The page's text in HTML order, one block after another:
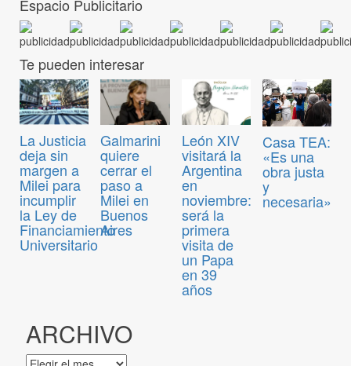
Espacio Publicitario
Te pueden interesar
La Justicia
deja sin
margen a
Milei para
incumplir
la Ley de
Financiamiento
Universitario
Galmarini
quiere
cerrar el
paso a
Milei en
Buenos
Aires
León XIV
visitará la
Argentina
en
noviembre:
será la
primera
visita de
un Papa
en 39
años
Casa TEA:
«Es una
obra justa
y
necesaria»
ARCHIVO